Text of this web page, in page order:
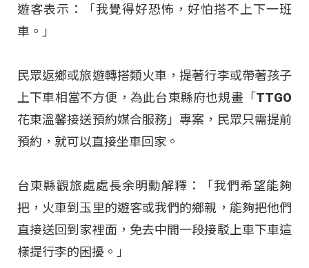
遊客表示：「我覺得好恐怖，好怕搭不上下一班
車。」
民眾返鄉或旅遊轉搭類火車，提著行李或帶著孩子
上下車相當不方便，為此台東縣府也規畫「TTGO
花東溫馨接送預約媒合服務」專案，民眾只需提前
預約，就可以直接坐車回家。
台東縣觀旅處處長余明勳解釋：「我們希望能夠
把，火車到玉里的遊客或我們的鄉親，能夠把他們
直接送回到家裡面，免去中間一段接駁上車下車這
樣提行李的困擾。」